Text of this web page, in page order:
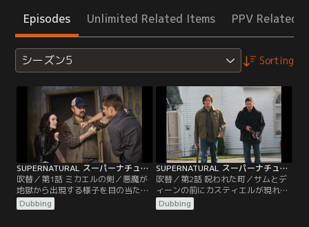
Episodes Unlimited Related Items PPV Related
シーズン5 Sorting
SUPERNATURAL スーパーナチュラル シーズン5 第01話／吹替
吹替／第1話 ミカエルの剣／悪魔が
地獄から出現する様子を目の当たり
にして、サムとディーンが立ちつく
す…という衝撃的なシーンで、フォ
Dubbing
SUPERNATURAL スーパーナチュラル シーズン5 第02話／吹替
吹替／第2話 呪われた町／サムとデ
ィーンの前にカスティエルが現れ、
ルシファーを打ち倒すために神を捜
しにいくと告げる。その頃、ボビー
Dubbing